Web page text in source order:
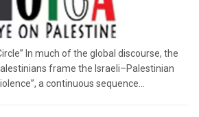
In much of the global discourse, the
frame the Israeli–Palestinian
a continuous sequence...